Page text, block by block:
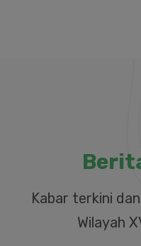
Kabar terkini
Wilayah